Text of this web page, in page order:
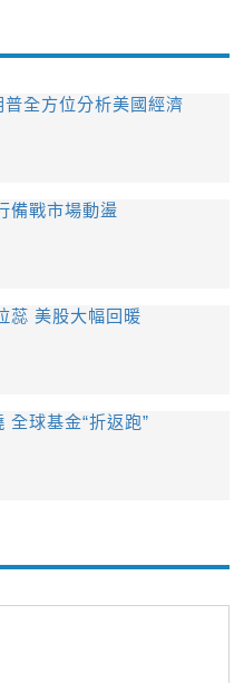
全方位分析美國經濟
備戰市場動盪
蕊 美股大幅回暖
全球基金“折返跑”